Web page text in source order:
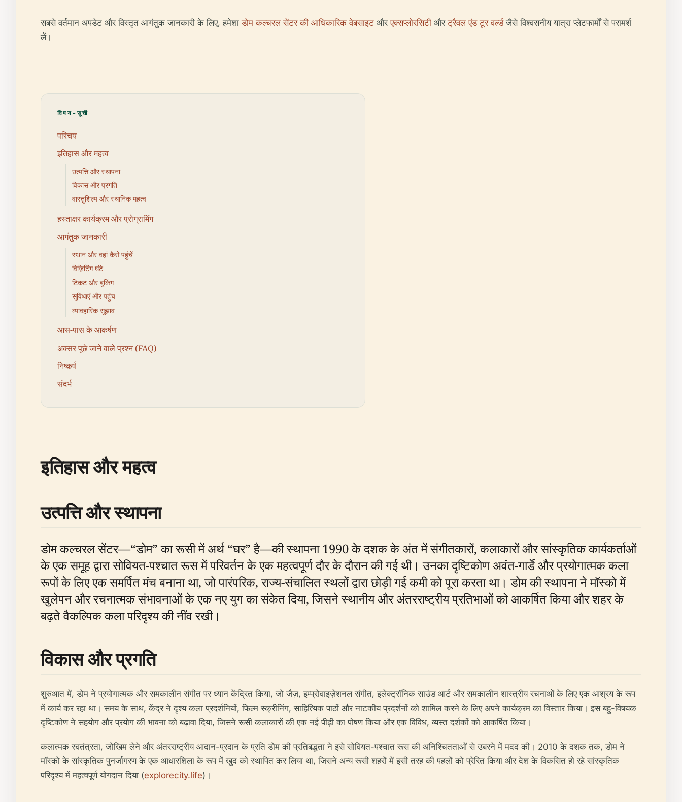
सबसे वर्तमान अपडेट और विस्तृत आगंतुक जानकारी के लिए, हमेशाडोम कल्चरल सेंटर की आधिकारिक वेबसाइट औरएक्सप्लोरसिटी औरट्रैवल एंड टूर वर्ल्डजैसे विश्वसनीय यात्रा प्लेटफार्मों से परामर्श
लें।
विषय-सूची
परिचय
इतिहास और महत्व
उत्पत्ति और स्थापना
विकास और प्रगति
वास्तुशिल्प और स्थानिक महत्व
हस्ताक्षर कार्यक्रम और प्रोग्रामिंग
आगंतुक जानकारी
स्थान और वहां कैसे पहुंचें
विज़िटिंग घंटे
टिकट और बुकिंग
सुविधाएं और पहुंच
व्यावहारिक सुझाव
आस-पास के आकर्षण
अक्सर पूछे जाने वाले प्रश्न (FAQ)
निष्कर्ष
संदर्भ
इतिहास और महत्व
उत्पत्ति और स्थापना
डोम कल्चरल सेंटर—“डोम” का रूसी में अर्थ “घर” है—की स्थापना 1990 के दशक के अंत में संगीतकारों, कलाकारों और सांस्कृतिक कार्यकर्ताओं
के एक समूह द्वारा सोवियत-पश्चात रूस में परिवर्तन के एक महत्वपूर्ण दौर के दौरान की गई थी। उनका दृष्टिकोण अवंत-गार्डे और प्रयोगात्मक कला
रूपों के लिए एक समर्पित मंच बनाना था, जो पारंपरिक, राज्य-संचालित स्थलों द्वारा छोड़ी गई कमी को पूरा करता था। डोम की स्थापना ने मॉस्को में
खुलेपन और रचनात्मक संभावनाओं के एक नए युग का संकेत दिया, जिसने स्थानीय और अंतरराष्ट्रीय प्रतिभाओं को आकर्षित किया और शहर के
बढ़ते वैकल्पिक कला परिदृश्य की नींव रखी।
विकास और प्रगति
शुरुआत में, डोम ने प्रयोगात्मक और समकालीन संगीत पर ध्यान केंद्रित किया, जो जैज़, इम्प्रोवाइज़ेशनल संगीत, इलेक्ट्रॉनिक साउंड आर्ट और समकालीन शास्त्रीय रचनाओं के लिए एक आश्रय के रूप
में कार्य कर रहा था। समय के साथ, केंद्र ने दृश्य कला प्रदर्शनियों, फिल्म स्क्रीनिंग, साहित्यिक पाठों और नाटकीय प्रदर्शनों को शामिल करने के लिए अपने कार्यक्रम का विस्तार किया। इस बहु-विषयक
दृष्टिकोण ने सहयोग और प्रयोग की भावना को बढ़ावा दिया, जिसने रूसी कलाकारों की एक नई पीढ़ी का पोषण किया और एक विविध, व्यस्त दर्शकों को आकर्षित किया।
कलात्मक स्वतंत्रता, जोखिम लेने और अंतरराष्ट्रीय आदान-प्रदान के प्रति डोम की प्रतिबद्धता ने इसे सोवियत-पश्चात रूस की अनिश्चितताओं से उबरने में मदद की। 2010 के दशक तक, डोम ने
मॉस्को के सांस्कृतिक पुनर्जागरण के एक आधारशिला के रूप में खुद को स्थापित कर लिया था, जिसने अन्य रूसी शहरों में इसी तरह की पहलों को प्रेरित किया और देश के विकसित हो रहे सांस्कृतिक
परिदृश्य में महत्वपूर्ण योगदान दिया (explorecity.life)।